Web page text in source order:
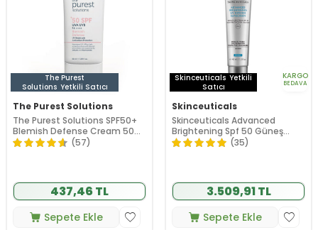
The Purest
Solutions Yetkili Satıcı
The Purest Solutions
The Purest Solutions SPF50+
Blemish Defense Cream 50
ml
(57)
437,46 TL
Sepete Ekle
Skinceuticals Yetkili
Satıcı
KARGO
BEDAVA
Skinceuticals
Skinceuticals Advanced
Brightening Spf 50 Güneş
Koruyucu 40 ml(35)
3.509,91 TL
Sepete Ekle